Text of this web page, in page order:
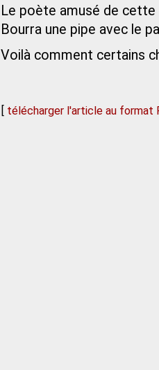
Le poète amusé de
Bourra une pipe avec le
Voilà comment certains
[ télécharger l'article au format